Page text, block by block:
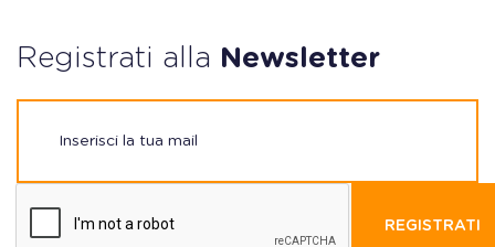
Registrati alla Newsletter
REGISTRATI